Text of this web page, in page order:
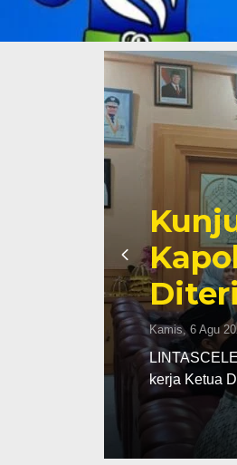
Kamis, 6 Agu
Kepala